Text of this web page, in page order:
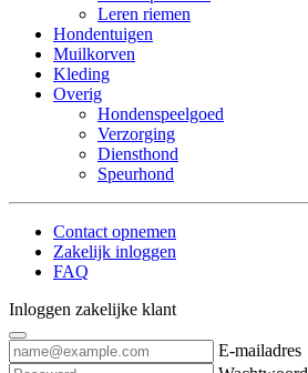
Leren riemen
Hondentuigen
Muilkorven
Kleding
Overig
Hondenspeelgoed
Verzorging
Diensthond
Speurhond
Contact opnemen
Zakelijk inloggen
FAQ
Inloggen zakelijke klant
E-mailadres